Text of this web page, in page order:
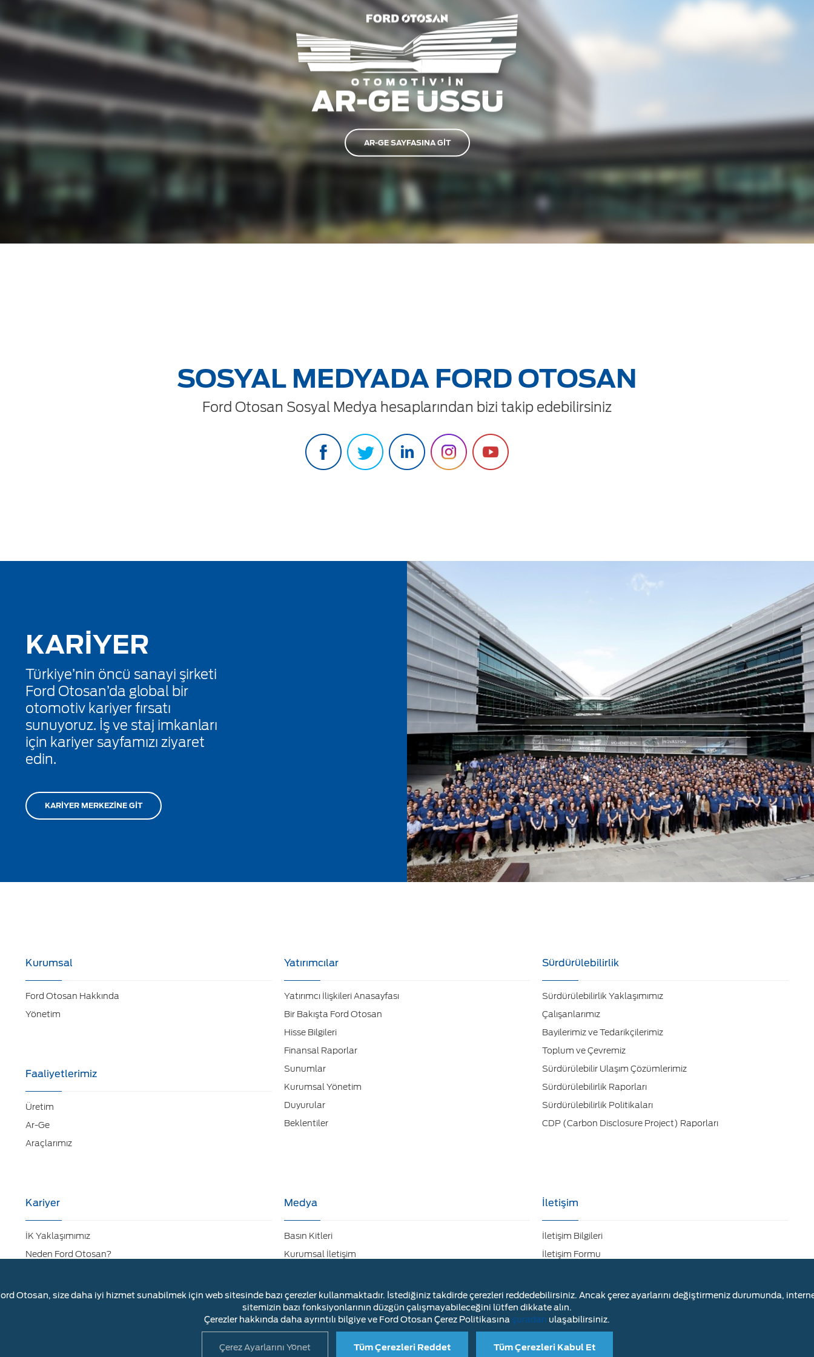
AR-GE SAYFASINA GİT
SOSYAL MEDYADA FORD OTOSAN
Ford Otosan Sosyal Medya hesaplarından bizi takip edebilirsiniz
KARİYER
Türkiye’nin öncü sanayi şirketi
Ford Otosan’da global bir
otomotiv kariyer fırsatı
sunuyoruz. İş ve staj imkanları
için kariyer sayfamızı ziyaret
edin.
KARİYER MERKEZİNE GİT
Kurumsal
Ford Otosan Hakkında
Yönetim
Faaliyetlerimiz
Üretim
Ar-Ge
Araçlarımız
Yatırımcılar
Yatırımcı İlişkileri Anasayfası
Bir Bakışta Ford Otosan
Hisse Bilgileri
Finansal Raporlar
Sunumlar
Kurumsal Yönetim
Duyurular
Beklentiler
Sürdürülebilirlik
Sürdürülebilirlik Yaklaşımımız
Çalışanlarımız
Bayilerimiz ve Tedarikçilerimiz
Toplum ve Çevremiz
Sürdürülebilir Ulaşım Çözümlerimiz
Sürdürülebilirlik Raporları
Sürdürülebilirlik Politikaları
CDP (Carbon Disclosure Project) Raporları
Kariyer
İK Yaklaşımımız
Neden Ford Otosan?
Medya
Basın Kitleri
Kurumsal İletişim
Galeri
İletişim
İletişim Bilgileri
İletişim Formu
Tedarikçi Başvuru
Fabrika Ziyaret Talep Formu
Kişisel Veri Başvuru Formu
Otosan, size daha iyi hizmet sunabilmek için web sitesinde bazı çerezler kullanmaktadır. İstediğiniz takdirde çerezleri reddedebilirsiniz. Ancak çerez ayarlarını değiştirmeniz durumunda,
sitemizin bazı fonksiyonlarının düzgün çalışmayabileceğini lütfen dikkate alın.
Çerezler hakkında daha ayrıntılı bilgiye ve Ford Otosan Çerez Politikasına şuradan ulaşabilirsiniz.
Çerez Ayarlarını Yönet Tüm Çerezleri Reddet Tüm Çerezleri Kabul Et